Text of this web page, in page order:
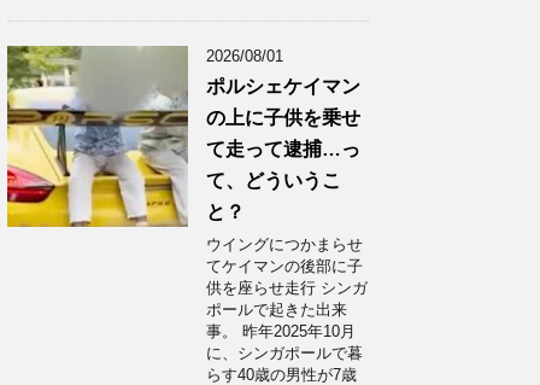
2026/08/01
ポルシェケイマン
の上に子供を乗せ
て走って逮捕…っ
て、どういうこ
と？
ウイングにつかまらせ
てケイマンの後部に子
供を座らせ走行 シンガ
ポールで起きた出来
事。 昨年2025年10月
に、シンガポールで暮
らす40歳の男性が7歳